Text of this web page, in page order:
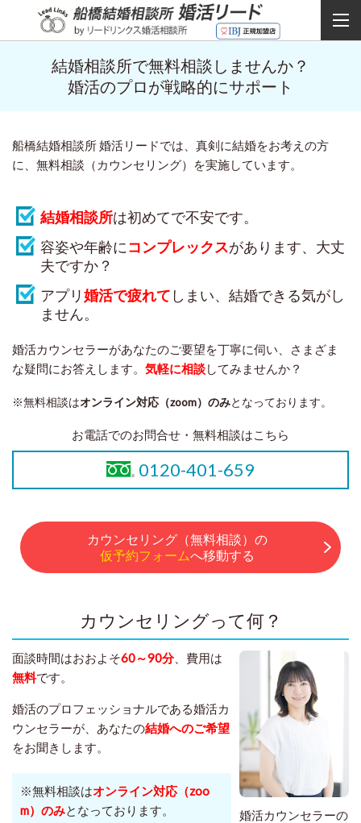
結婚相談所で無料相談しませんか？
婚活のプロが戦略的にサポート
船橋結婚相談所 婚活リードでは、真剣に結婚をお考えの方
に、無料相談（カウンセリング）を実施しています。
結婚相談所は初めてで不安です。
容姿や年齢にコンプレックスがあります、大丈
夫ですか？
アプリ婚活で疲れて しまい、結婚できる気がし
ません。
婚活カウンセラーがあなたのご要望を丁寧に伺い、さまざま
な疑問にお答えします。 気軽に相談してみませんか？
※無料相談はオンライン対応（zoom）のみとなっております。
お電話でのお問合せ・無料相談はこちら
0120-401-659
カウンセリング（無料相談）の
仮予約フォームへ移動する
カウンセリングって何？
婚活カウンセラーの
面談時間はおおよそ60～90分、費用は
無料です。
婚活のプロフェッショナルである婚活カ
ウンセラーが、あなたの結婚へのご希望
をお聞きします。
※無料相談はオンライン対応（zoo
m）のみとなっております。